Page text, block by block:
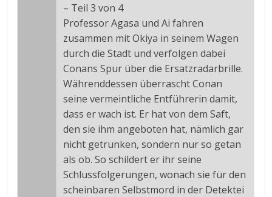
– Teil 3 von 4
Professor Agasa und Ai fahren
zusammen mit Okiya in seinem Wagen
durch die Stadt und verfolgen dabei
Conans Spur über die Ersatzradarbrille.
Währenddessen überrascht Conan
seine vermeintliche Entführerin damit,
dass er wach ist. Er hat von dem Saft,
den sie ihm angeboten hat, nämlich gar
nicht getrunken, sondern nur so getan
als ob. So schildert er ihr seine
Schlussfolgerungen, wonach sie für den
scheinbaren Selbstmord in der Detektei